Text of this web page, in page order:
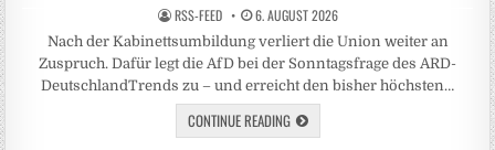
RSS-FEED 6. AUGUST 2026
Nach der Kabinettsumbildung verliert die Union weiter an
Zuspruch. Dafür legt die AfD bei der Sonntagsfrage des ARD-
DeutschlandTrends zu – und erreicht den bisher höchsten…
CONTINUE READING